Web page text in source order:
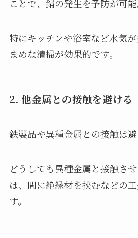
ことで、錆の発生を予防が可能
特にキッチンや浴室など水気
まめな清掃が効果的です。
2. 他金属との接触を避ける
鉄製品や異種金属との接触は避
どうしても異種金属と接触さ
は、間に絶縁材を挟むなどの
す。